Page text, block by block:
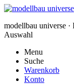
modellbau universe
Auswahl
Menu
Suche
Warenkorb
Konto